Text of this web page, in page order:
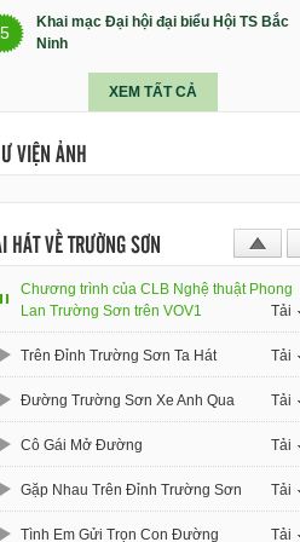
5
Khai mạc Đại hội đại biểu Hội TS Bắc
Ninh
XEM TẤT CẢ
VIỆN ẢNH
HÁT VỀ TRƯỜNG SƠN
Chương trình của CLB Nghệ thuật Phong
Lan Trường Sơn trên VOV1
Tải
Trên Đỉnh Trường Sơn Ta Hát Tải
Đường Trường Sơn Xe Anh Qua Tải
Cô Gái Mở Đường Tải
Gặp Nhau Trên Đỉnh Trường Sơn Tải
Tình Em Gửi Trọn Con Đường Tải